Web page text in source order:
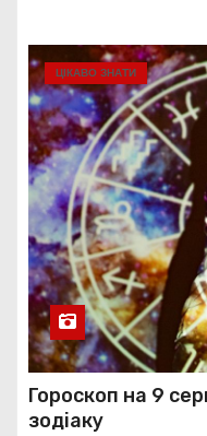
ЦІКАВО ЗНАТИ
Гороскоп на 9
зодіаку